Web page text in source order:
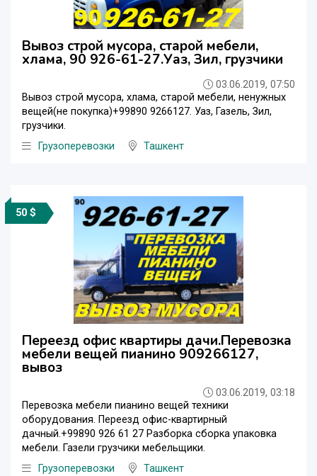
Вывоз строй мусора, старой мебели,
хлама, 90 926-61-27.Уаз, Зил, грузчики
03.06.2019, 07:50
Вывоз строй мусора, хлама, старой мебели, ненужных
вещей(не покупка)+99890 9266127. Уаз, Газель, Зил,
грузчики.
Грузоперевозки
Ташкент
50 $
Переезд офис квартиры дачи.Перевозка
мебели вещей пианино 909266127,
вывоз
03.06.2019, 03:18
Перевозка мебели пианино вещей техники
оборудования. Переезд офис-квартирный
дачный.+99890 926 61 27 Разборка сборка упаковка
мебели. Газели грузчики мебельщики.
Грузоперевозки
Ташкент